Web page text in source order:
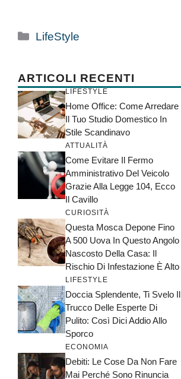
Categorie
LifeStyle
ARTICOLI RECENTI
LIFESTYLE
Home Office: Come Arredare
Il Tuo Studio Domestico In
Stile Scandinavo
ATTUALITÀ
Come Evitare Il Fermo
Amministrativo Del Veicolo
Grazie Alla Legge 104, Ecco
Il Cavillo
CURIOSITÀ
Questa Mosca Depone Fino
A 500 Uova In Questo Angolo
Nascosto Della Casa: Il
Rischio Di Infestazione È Alto
LIFESTYLE
Doccia Splendente, Ti Svelo Il
Trucco Delle Esperte Di
Pulito: Così Dici Addio Allo
Sporco
ECONOMIA
Debiti: Le Cose Da Non Fare
Mai Perché Sono Rinuncia